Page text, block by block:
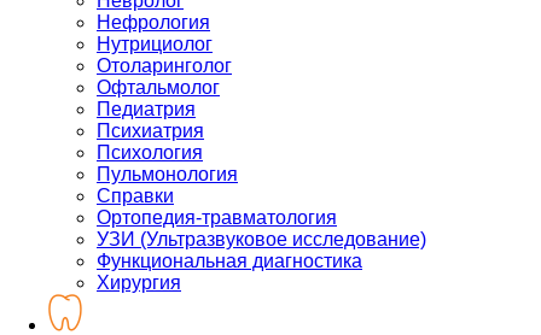
Нефрология
Нутрициолог
Отоларинголог
Офтальмолог
Педиатрия
Психиатрия
Психология
Пульмонология
Справки
Ортопедия-травматология
УЗИ (Ультразвуковое исследование)
Функциональная диагностика
Хирургия